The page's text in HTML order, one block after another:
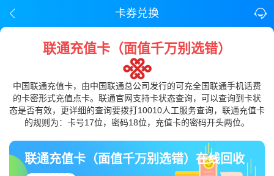
卡券兑换
联通充值卡（面值千万别选错）
中国联通充值卡，由中国联通总公司发行的可充全国联通手机话费
的卡密形式充值点卡。联通官网支持卡状态查询，可以查询到卡状
态是否有效，更详细的查询要拨打10010人工服务查询，联通充值卡
的规则为：卡号17位，密码18位，充值卡的密码开头两位。
联通充值卡（面值千万别选错）在线回收